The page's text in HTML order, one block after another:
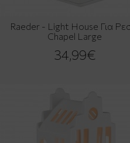
Raeder - Light House Για
Chapel Large
34,99€